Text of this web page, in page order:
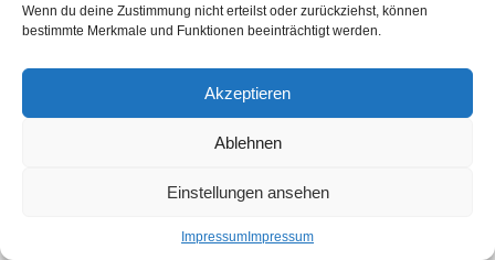
Wenn du deine Zustimmung nicht erteilst oder zurückziehst, können
bestimmte Merkmale und Funktionen beeinträchtigt werden.
Akzeptieren
Ablehnen
Einstellungen ansehen
Impressum Impressum